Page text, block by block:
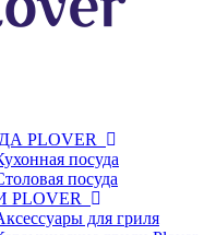
PLOVER
посуда
посуда
PLOVER
для гриля